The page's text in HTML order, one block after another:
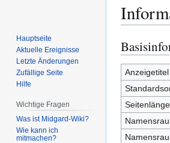
Zur
Navigation
springen
Zur
Suche
springen
Anzeigetitel
Hauptseite
Aktuelle Ereignisse
Letzte Änderungen
Zufällige Seite
Hilfe
Wichtige Fragen
Was ist Midgard-Wiki?
Wie kann ich
mitmachen?